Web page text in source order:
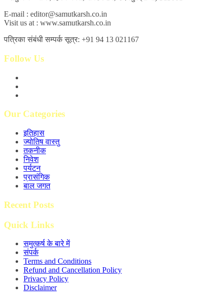
E-mail : editor@samutkarsh.co.in
Visit us at : www.samutkarsh.co.in
पत्रिका संबंधी सम्पर्क सूत्र: +91 94 13 021167
Follow Us
Our Categories
इतिहास
ज्योतिष वास्तु
तकनीक
निवेश
पर्यटन
प्रासंगिक
बाल जगत
Recent Posts
Quick Links
समुत्कर्ष के बारे में
संपर्क
Terms and Conditions
Refund and Cancellation Policy
Privacy Policy
Disclaimer